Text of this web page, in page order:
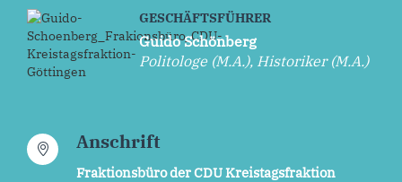
GESCHÄFTSFÜHRER
Guido Schönberg
Politologe (M.A.), Historiker (M.A.)
Anschrift
Fraktionsbüro der CDU Kreistagsfraktion